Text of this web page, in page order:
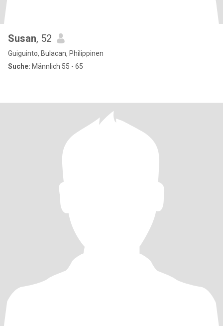
Susan, 52
Guiguinto, Bulacan, Philippinen
Suche: Männlich 55 - 65